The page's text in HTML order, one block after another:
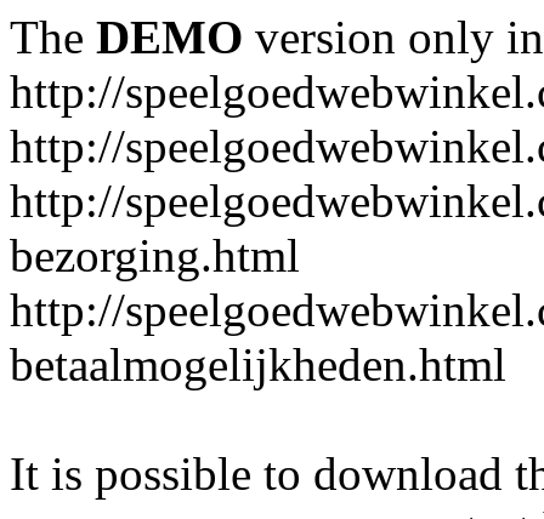
The DEMO version only
http://
http://
http://
bezorging.html
http://
betaalmogelijkheden.html
It is possible to download